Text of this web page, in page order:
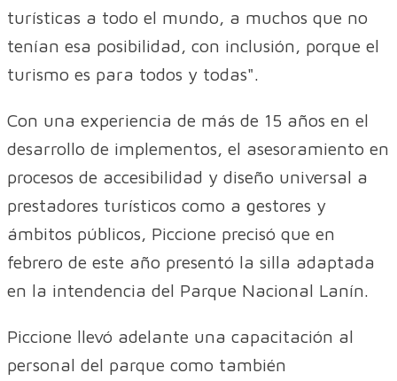
turísticas a todo el mundo, a muchos que no
tenían esa posibilidad, con inclusión, porque el
turismo es para todos y todas".
Con una experiencia de más de 15 años en el
desarrollo de implementos, el asesoramiento en
procesos de accesibilidad y diseño universal a
prestadores turísticos como a gestores y
ámbitos públicos, Piccione precisó que en
febrero de este año presentó la silla adaptada
en la intendencia del Parque Nacional Lanín.
Piccione llevó adelante una capacitación al
personal del parque como también